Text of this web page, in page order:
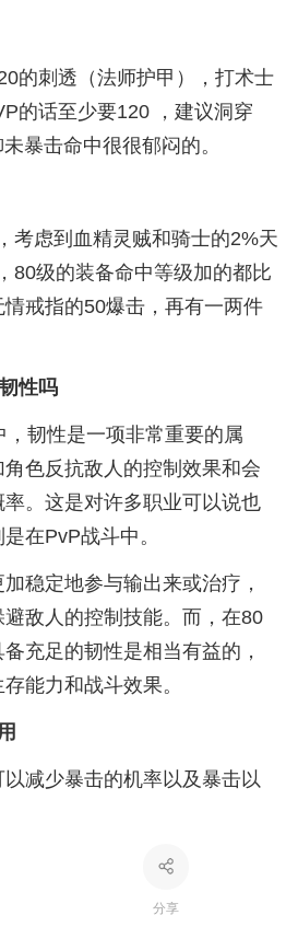
的刺透（法师护甲），打术士
的话至少要120 ，建议洞穿
暴击命中很很郁闷的。
考虑到血精灵贼和骑士的2%天
80级的装备命中等级加的都比
戒指的50爆击，再有一两件
性吗
韧性是一项非常重要的属
色反抗敌人的控制效果和会
。这是对许多职业可以说也
在PvP战斗中。
稳定地参与输出来或治疗，
避敌人的控制技能。而，在80
充足的韧性是相当有益的，
能力和战斗效果。
减少暴击的机率以及暴击以
分享